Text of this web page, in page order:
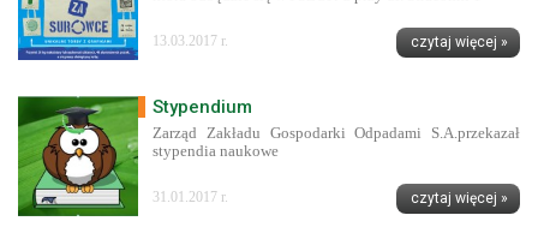
13.03.2017 r. czytaj więcej »
Stypendium
Zarząd Zakładu Gospodarki Odpadami S.A.przekazał
stypendia naukowe
31.01.2017 r. czytaj więcej »